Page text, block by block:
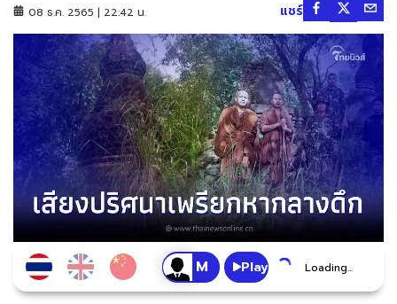
08 ธ.ค. 2565 | 22:42 น. แชร์
Play Loading...